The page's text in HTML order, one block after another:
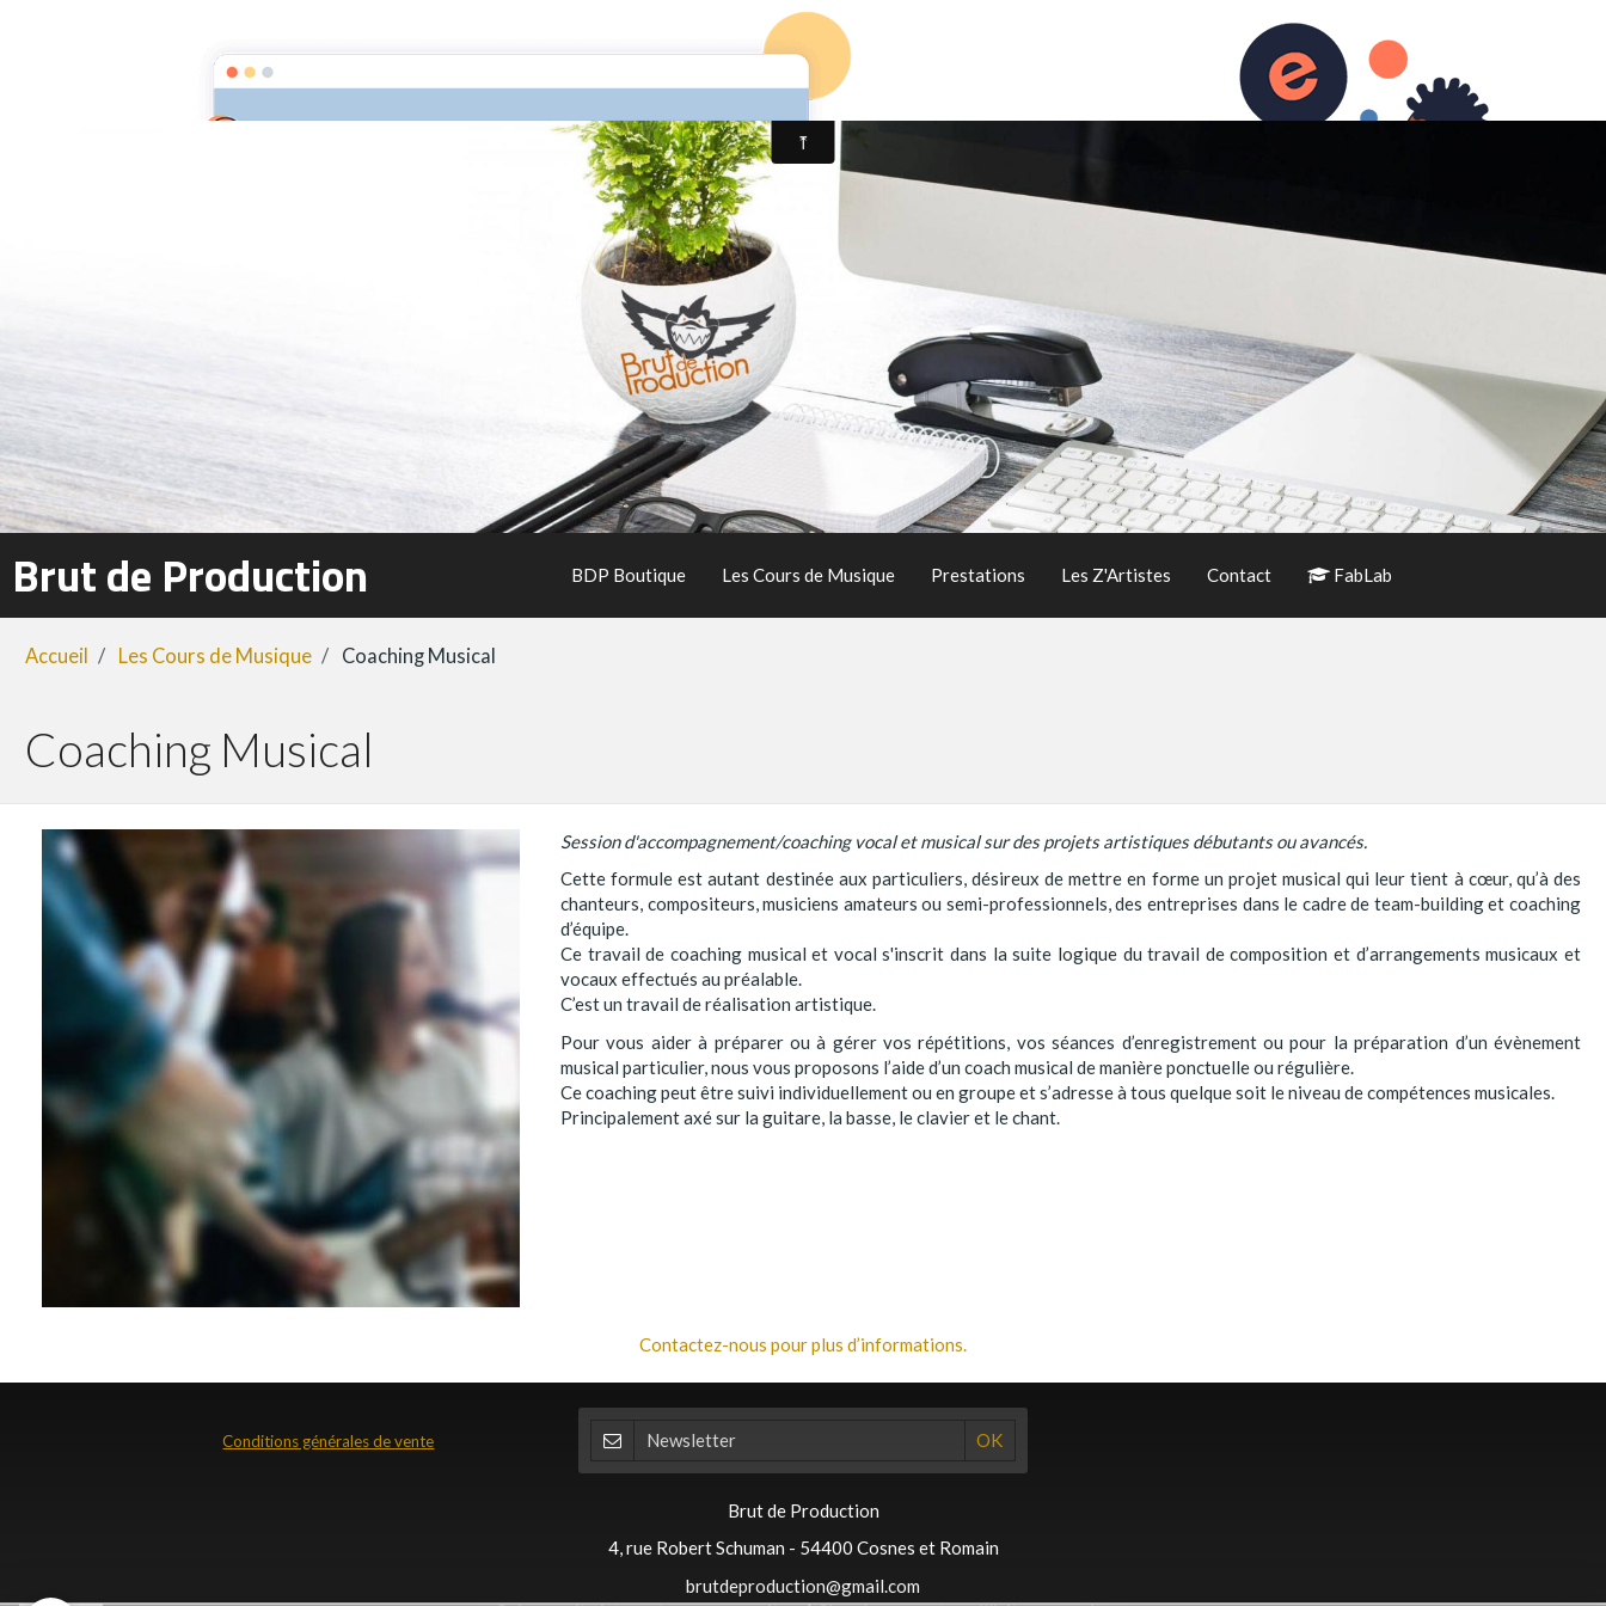
Brut de Production BDP Boutique Les Cours de Musique Prestations Les Z'Artistes Contact FabLab
Accueil Les Cours de Musique Coaching Musical
Coaching Musical
Session d'accompagnement/coaching vocal et musical sur des projets artistiques débutants ou avancés.
Cette formule est autant destinée aux particuliers, désireux de mettre en forme un projet musical qui leur tient à cœur, qu’à des
chanteurs, compositeurs, musiciens amateurs ou semi-professionnels, des entreprises dans le cadre de team-building et coaching
d’équipe.
Ce travail de coaching musical et vocal s'inscrit dans la suite logique du travail de composition et d’arrangements musicaux et
vocaux effectués au préalable.
C’est un travail de réalisation artistique.
Pour vous aider à préparer ou à gérer vos répétitions, vos séances d’enregistrement ou pour la préparation d’un évènement
musical particulier, nous vous proposons l’aide d’un coach musical de manière ponctuelle ou régulière.
Ce coaching peut être suivi individuellement ou en groupe et s’adresse à tous quelque soit le niveau de compétences musicales.
Principalement axé sur la guitare, la basse, le clavier et le chant.
Contactez-nous pour plus d’informations.
Conditions générales de vente
Brut de Production
4, rue Robert Schuman - 54400 Cosnes et Romain
brutdeproduction@gmail.com